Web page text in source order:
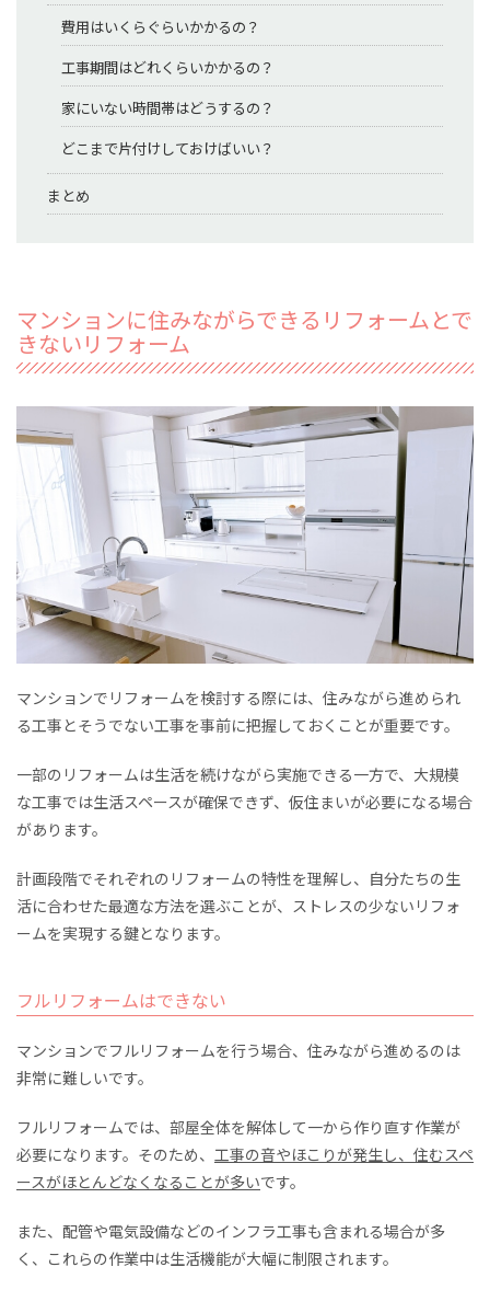
費用はいくらぐらいかかるの？
工事期間はどれくらいかかるの？
家にいない時間帯はどうするの？
どこまで片付けしておけばいい？
まとめ
マンションに住みながらできるリフォームとで
きないリフォーム
マンションでリフォームを検討する際には、住みながら進められ
る工事とそうでない工事を事前に把握しておくことが重要です。
一部のリフォームは生活を続けながら実施できる一方で、大規模
な工事では生活スペースが確保できず、仮住まいが必要になる場合
があります。
計画段階でそれぞれのリフォームの特性を理解し、自分たちの生
活に合わせた最適な方法を選ぶことが、ストレスの少ないリフォ
ームを実現する鍵となります。
フルリフォームはできない
マンションでフルリフォームを行う場合、住みながら進めるのは
非常に難しいです。
フルリフォームでは、部屋全体を解体して一から作り直す作業が
必要になります。そのため、 工事の音やほこりが発生し、住むスペ
ースがほとんどなくなることが多いです。
また、配管や電気設備などのインフラ工事も含まれる場合が多
く、これらの作業中は生活機能が大幅に制限されます。